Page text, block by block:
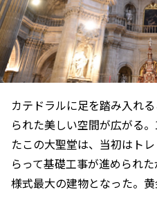
カテドラルに足を踏み入れ
られた美しい空間が広がる
たこの大聖堂は、当初はト
らって基礎工事が進められ
様式最大の建物となった。